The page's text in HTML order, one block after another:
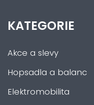
KATEGORIE
Akce a slevy
Hopsadla a balanc
Elektromobilita